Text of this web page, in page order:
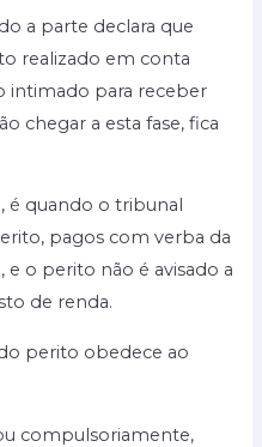
a parte declara que
realizado em conta
intimado para receber
chegar a esta fase, fica
é quando o tribunal
pagos com verba da
e o perito não é avisado a
de renda.
perito obedece ao
compulsoriamente,